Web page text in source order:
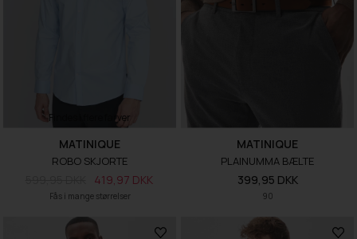
Findes i flere farver
Fås i mange størrelser
MATINIQUE
ROBO SKJORTE
419,97 DKK
90
MATINIQUE
PLAINUMMA BÆLTE
399,95 DKK